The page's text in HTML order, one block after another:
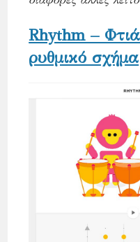
Rhythm –
ρυθμικό σχήμα